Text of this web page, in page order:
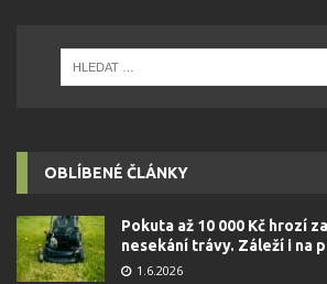
OBLÍBENÉ ČLÁNKY
Pokuta až 10 000 Kč hrozí
nesekání trávy. Záleží i na
1.6.2026